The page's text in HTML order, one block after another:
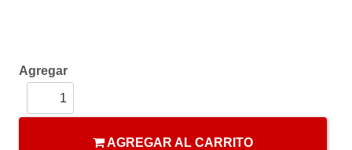
Agregar
AGREGAR AL CARRITO